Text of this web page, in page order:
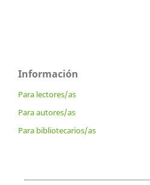
Información
Para lectores/as
Para autores/as
Para bibliotecarios/as